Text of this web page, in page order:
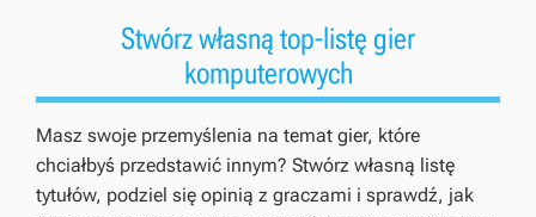
Stwórz własną top-listę gier
komputerowych
Masz swoje przemyślenia na temat gier, które
chciałbyś przedstawić innym? Stwórz własną listę
tytułów, podziel się opinią z graczami i sprawdź, jak